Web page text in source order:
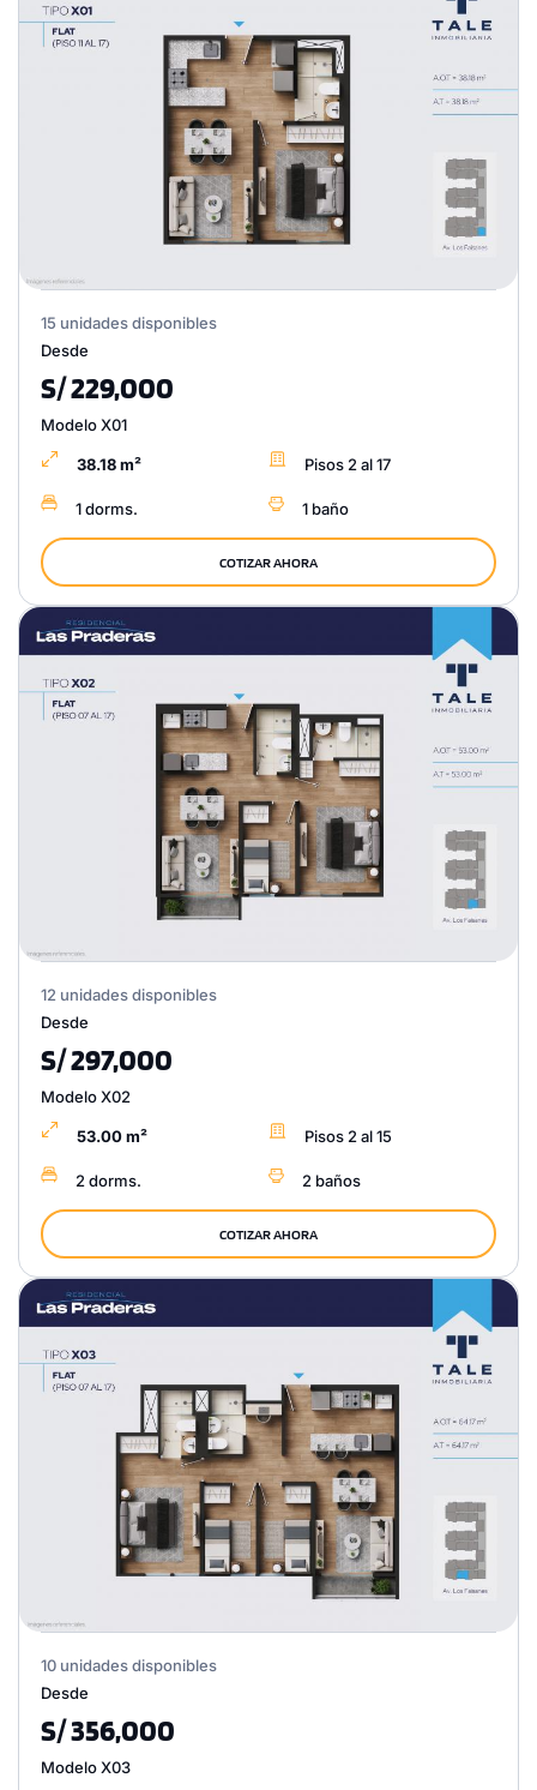
15 unidades disponibles
Desde
S/ 229,000
Modelo X01
38.18 m² Pisos 2 al 17
1 dorms. 1 baño
COTIZAR AHORA
12 unidades disponibles
Desde
S/ 297,000
Modelo X02
53.00 m² Pisos 2 al 15
2 dorms. 2 baños
COTIZAR AHORA
10 unidades disponibles
Desde
S/ 356,000
Modelo X03